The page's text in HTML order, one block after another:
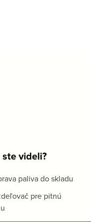
videli?
paliva do skladu
pre pitnú